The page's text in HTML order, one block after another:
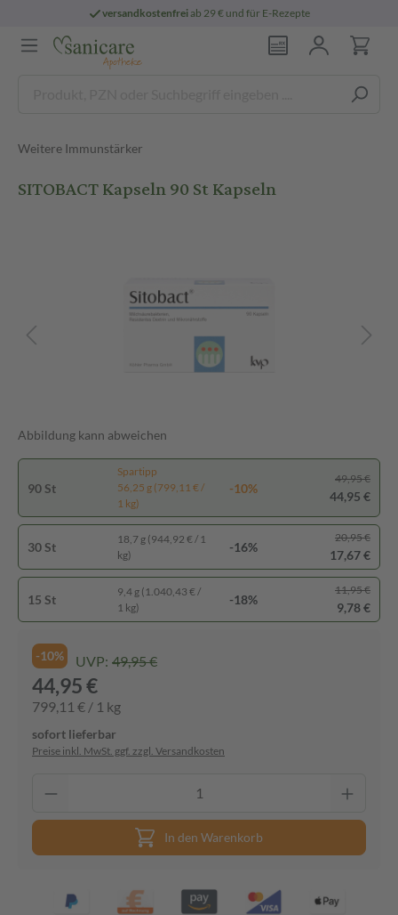
versandkostenfreiab 29 € und für E-Rezepte
Weitere Immunstärker
SITOBACT Kapseln 90 St Kapseln
Abbildung kann abweichen
90 St
Spartipp
56,25 g (799,11 € /
1 kg)
-10%
49,95 €
44,95 €
30 St
18,7 g (944,92 € / 1
kg)
-16%
20,95 €
17,67 €
15 St
9,4 g (1.040,43 € /
1 kg)
-18%
11,95 €
9,78 €
-10% UVP: 49,95 €
44,95 €
799,11 € / 1 kg
sofort lieferbar
Preise inkl. MwSt. ggf. zzgl. Versandkosten
In den Warenkorb